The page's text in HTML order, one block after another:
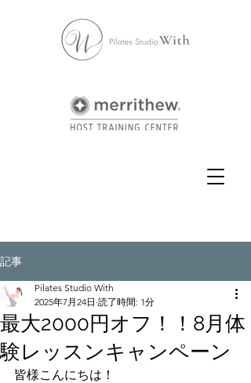
記事
最大2000円オフ！！8月体
験レッスンキャンペーン
Pilates Studio With
2025年7月24日 読了時間: 1分
皆様こんにちは！